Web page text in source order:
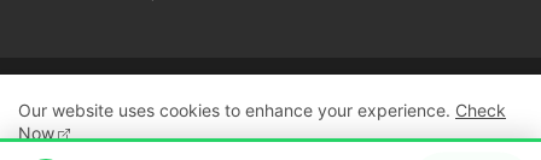
Politique de confidentialité
Regie publicitaire
Our website uses cookies to enhance your experience. Check
Now